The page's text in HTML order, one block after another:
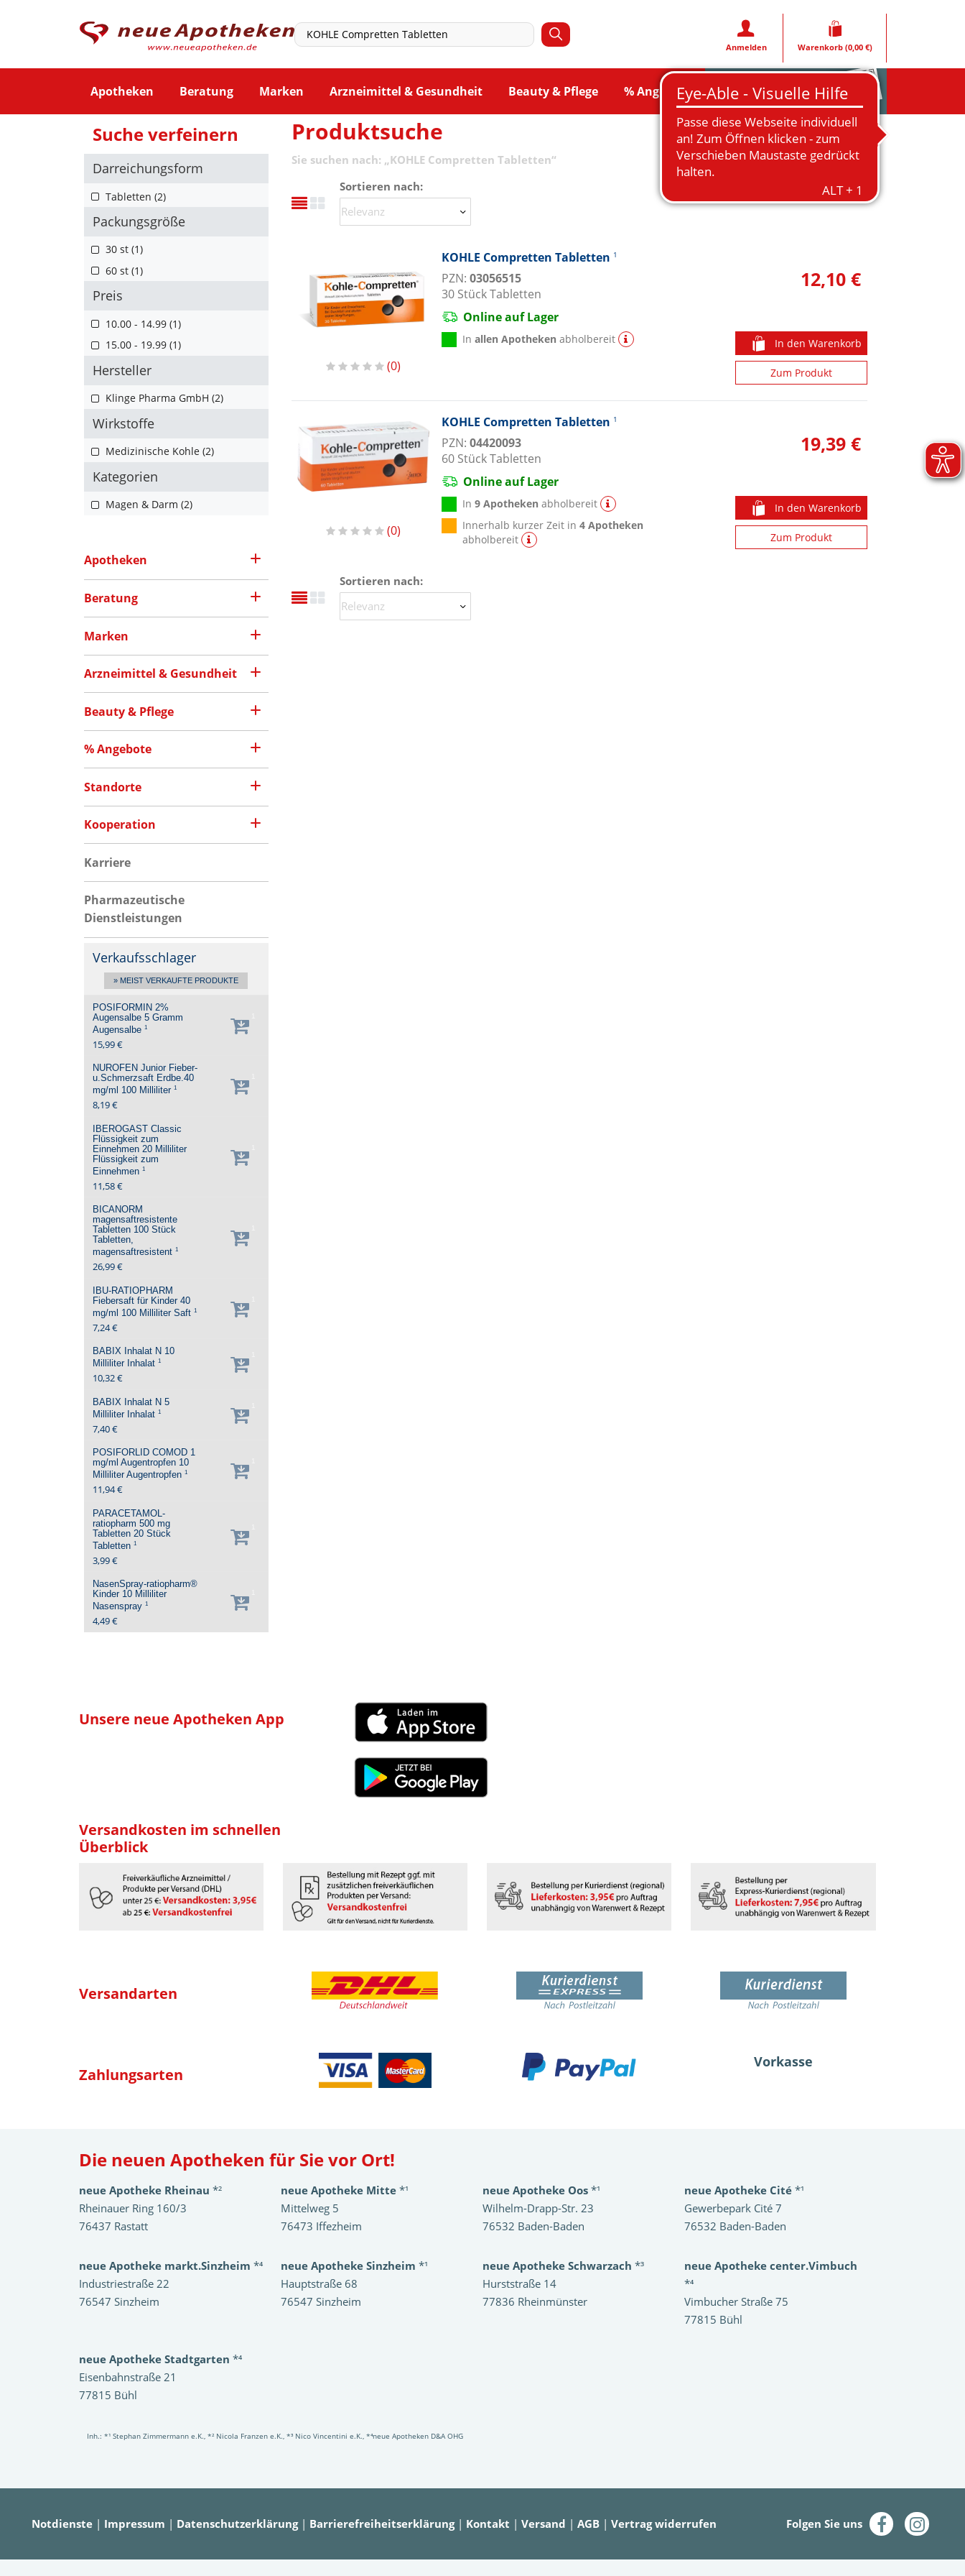
Anmelden Warenkorb (0,00 €)
Apotheken Beratung Marken Arzneimittel & Gesundheit Beauty & Pflege % Angebote Rezeptfoto
Produktsuche
Sie suchen nach: „KOHLE Compretten Tabletten“
Sortieren nach:
KOHLE Compretten Tabletten 1
0
PZN: 03056515
30StückTabletten
12,10 €
Online auf Lager
Inallen Apotheken abholbereit In den Warenkorb
Zum Produkt
KOHLE Compretten Tabletten 1
0
PZN: 04420093
60StückTabletten
19,39 €
Online auf Lager
In9 Apotheken abholbereit
Innerhalb kurzer Zeit in4 Apotheken
abholbereit
In den Warenkorb
Zum Produkt
Sortieren nach:
Suche verfeinern
Darreichungsform
Tabletten (2)
Packungsgröße
30 st (1)
60 st (1)
Preis
10.00 - 14.99 (1)
15.00 - 19.99 (1)
Hersteller
Klinge Pharma GmbH (2)
Wirkstoffe
Medizinische Kohle (2)
Kategorien
Magen & Darm (2)
Apotheken
Beratung
Marken
Arzneimittel & Gesundheit
Beauty & Pflege
% Angebote
Standorte
Kooperation
Karriere
Pharmazeutische
Dienstleistungen
Verkaufsschlager
» MEIST VERKAUFTE PRODUKTE
POSIFORMIN 2%
Augensalbe5 Gramm
Augensalbe 1
15,99 €
NUROFEN Junior Fieber-
u.Schmerzsaft Erdbe.40
mg/ml 100 Milliliter1
8,19 €
IBEROGAST Classic
Flüssigkeit zum
Einnehmen 20 Milliliter
Flüssigkeit zum
Einnehmen 1
11,58 €
BICANORM
magensaftresistente
Tabletten 100 Stück
Tabletten,
magensaftresistent 1
26,99 €
IBU-RATIOPHARM
Fiebersaft für Kinder 40
mg/ml 100 MilliliterSaft 1
7,24 €
BABIX Inhalat N 10
Milliliter Inhalat 1
10,32 €
BABIX Inhalat N5
Milliliter Inhalat 1
7,40 €
POSIFORLID COMOD 1
mg/ml Augentropfen 10
MilliliterAugentropfen 1
11,94 €
PARACETAMOL-
ratiopharm 500 mg
Tabletten 20 Stück
Tabletten 1
3,99 €
NasenSpray-ratiopharm®
Kinder 10 Milliliter
Nasenspray 1
4,49 €
Unsere neue Apotheken App
Versandkosten im schnellen
Überblick
Versandarten
Zahlungsarten
Vorkasse
Die neuen Apotheken für Sie vor Ort!
neue Apotheke Rheinau *²
Rheinauer Ring 160/3
76437 Rastatt
neue Apotheke Mitte*¹
Mittelweg 5
76473 Iffezheim
neue Apotheke Oos*¹
Wilhelm-Drapp-Str. 23
76532 Baden-Baden
neue Apotheke Cité *¹
Gewerbepark Cité 7
76532 Baden-Baden
neue Apotheke markt.Sinzheim *⁴
Industriestraße 22
76547 Sinzheim
neue Apotheke Sinzheim *¹
Hauptstraße 68
76547 Sinzheim
neue Apotheke Schwarzach *³
Hurststraße 14
77836 Rheinmünster
neue Apotheke center.Vimbuch
*⁴
Vimbucher Straße 75
77815 Bühl
neue Apotheke Stadtgarten *⁴
Eisenbahnstraße 21
77815 Bühl
Inh.: *¹ Stephan Zimmermann e.K., *² Nicola Franzen e.K., *³ Nico Vincentini e.K., *⁴neue Apotheken D&A OHG
Notdienste | Impressum | Datenschutzerklärung| Barrierefreiheitserklärung| Kontakt | Versand | AGB | Vertrag widerrufen Folgen Sie uns